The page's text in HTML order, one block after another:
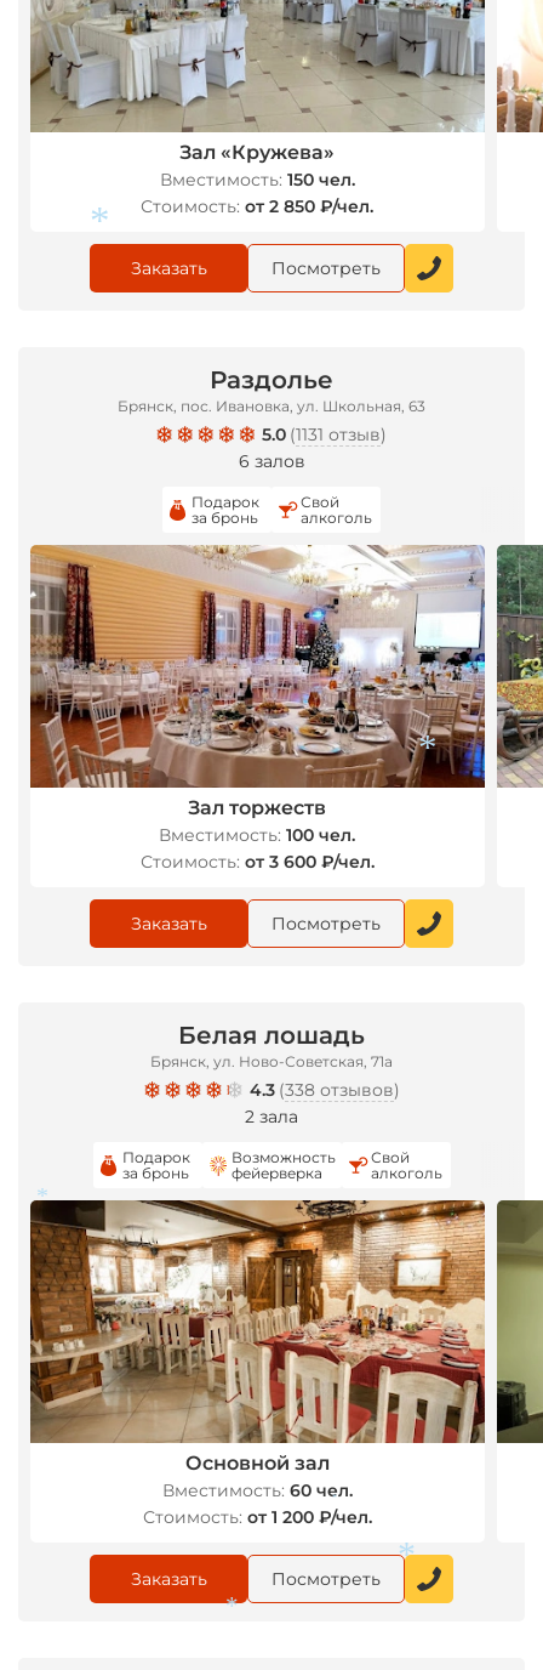
Зал «Кружева»
Вместимость: 150 чел.
Стоимость: от 2 850 ₽/чел.
Заказать Посмотреть
Раздолье
Брянск, пос. Ивановка, ул. Школьная, 63
5.0 (1131 отзыв)
6 залов
Подарок
за бронь
Свой
алкоголь
Зал торжеств
Вместимость: 100 чел.
Стоимость: от 3 600 ₽/чел.
Заказать Посмотреть
Белая лошадь
Брянск, ул. Ново-Советская, 71а
4.3 (338 отзывов)
2 зала
Подарок
за бронь
Возможность
фейерверка
Свой
алкоголь
Основной зал
Вместимость: 60 чел.
Стоимость: от 1 200 ₽/чел.
Заказать Посмотреть
*
*